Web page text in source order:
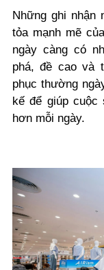
Những ghi nhận
tỏa mạnh mẽ
ngày càng có
phá, đề cao và
phục thường
kế để giúp cuộc
hơn mỗi ngày.